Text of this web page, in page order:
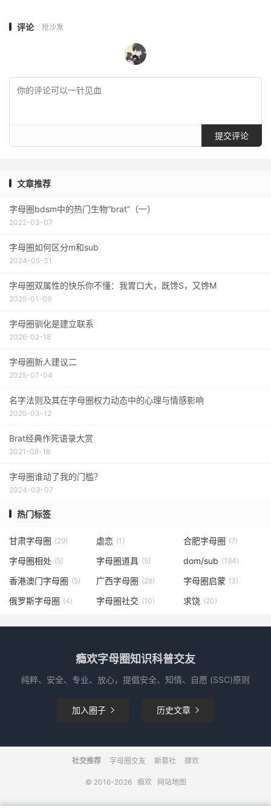
评论 抢沙发
提交评论
文章推荐
字母圈bdsm中的热门生物”brat”（一）
2022-03-07
字母圈如何区分m和sub
2024-05-31
字母圈双属性的快乐你不懂：我胃口大，既馋S，又馋M
2025-01-09
字母圈驯化是建立联系
2026-02-18
字母圈新人建议二
2025-07-04
名字法则及其在字母圈权力动态中的心理与情感影响
2025-03-12
Brat经典作死语录大赏
2021-08-18
字母圈谁动了我的门槛？
2024-03-07
热门标签
甘肃字母圈 (29) 虐恋 (1) 合肥字母圈 (7)
字母圈相处 (5) 字母圈道具 (5) dom/sub (194)
香港澳门字母圈 (5) 广西字母圈 (28) 字母圈启蒙 (3)
俄罗斯字母圈 (4) 字母圈社交 (10) 求饶 (20)
瘾欢字母圈知识科普交友
纯粹、安全、专业、放心，提倡安全、知情、自愿 (SSC)原则
加入圈子  历史文章 
社交推荐 字母圈交友 斯慕社 肆欢
© 2016-2026 瘾欢 网站地图